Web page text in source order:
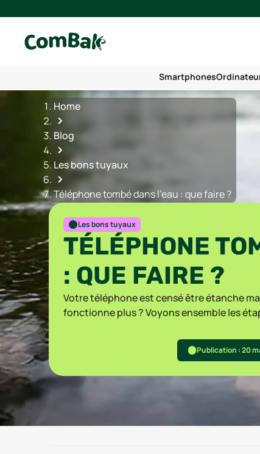
Smartphones
Home
Blog
Les bons tuyaux
Téléphone tombé dans l’eau : que faire ?
Les bons tuyaux
TÉLÉPHONE
: QUE FAIRE ?
Votre téléphone est censé être étanche
fonctionne plus ? Voyons ensemble les
Publication : 20